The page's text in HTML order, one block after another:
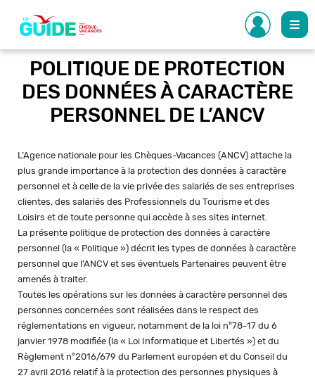
contenu
principal
POLITIQUE DE PROTECTION
DES DONNÉES À CARACTÈRE
PERSONNEL DE L’ANCV
L’Agence nationale pour les Chèques-Vacances (ANCV) attache la
plus grande importance à la protection des données à caractère
personnel et à celle de la vie privée des salariés de ses entreprises
clientes, des salariés des Professionnels du Tourisme et des
Loisirs et de toute personne qui accède à ses sites internet.
La présente politique de protection des données à caractère
personnel (la « Politique ») décrit les types de données à caractère
personnel que l’ANCV et ses éventuels Partenaires peuvent être
amenés à traiter.
Toutes les opérations sur les données à caractère personnel des
personnes concernées sont réalisées dans le respect des
réglementations en vigueur, notamment de la loi n°78-17 du 6
janvier 1978 modifiée (la « Loi Informatique et Libertés ») et du
Règlement n°2016/679 du Parlement européen et du Conseil du
27 avril 2016 relatif à la protection des personnes physiques à